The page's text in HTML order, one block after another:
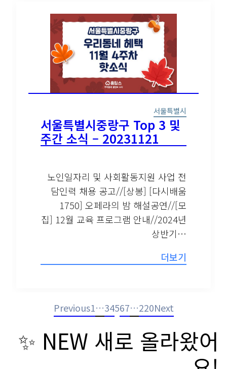
서울특별시
서울특별시중랑구 Top 3 및
주간 소식 – 20231121
노인일자리 및 사회활동지원 사업 전
담인력 채용 공고//[상봉] [다시배움
1750] 오페라의 밤 해설공연//[모
집] 12월 교육 프로그램 안내//2024년
상반기…
더보기
Previous1…34567…220Next
✨ NEW 새로 올라왔어